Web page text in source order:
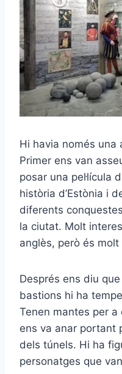
Hi havia només una
Primer ens van
posar una pel·lícula
història d’Estònia i
diferents
la ciutat. Molt
anglès, però és molt
Després ens diu
bastions hi ha
Tenen mantes per a
ens va anar portant
dels túnels. Hi ha
personatges que